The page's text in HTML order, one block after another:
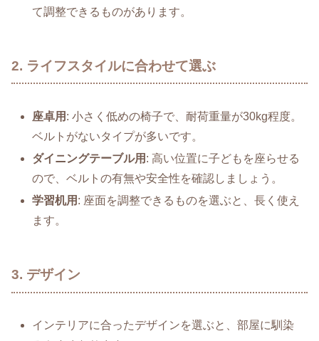
て調整できるものがあります。
2. ライフスタイルに合わせて選ぶ
座卓用 : 小さく低めの椅子で、耐荷重量が30kg程度。
ベルトがないタイプが多いです。
ダイニングテーブル用 : 高い位置に子どもを座らせる
ので、ベルトの有無や安全性を確認しましょう。
学習机用 : 座面を調整できるものを選ぶと、長く使え
ます。
3. デザイン
インテリアに合ったデザインを選ぶと、部屋に馴染